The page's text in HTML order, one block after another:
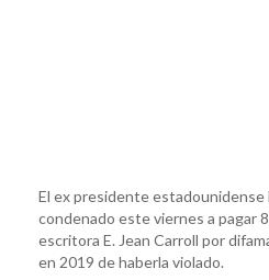
El ex presidente estadounidense
condenado este viernes a pagar
escritora E. Jean Carroll por
en 2019 de haberla violado.